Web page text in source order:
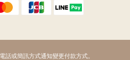
話或簡訊方式通知變更付款方式。